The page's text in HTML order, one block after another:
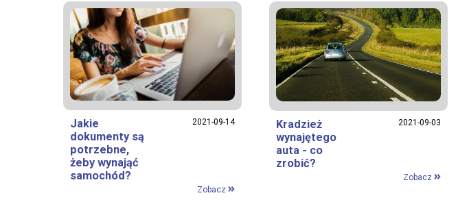
Jakie
dokumenty są
potrzebne,
żeby wynająć
samochód?
2021-09-14
Zobacz
Kradzież
wynajętego
auta - co
zrobić?
2021-09-03
Zobacz